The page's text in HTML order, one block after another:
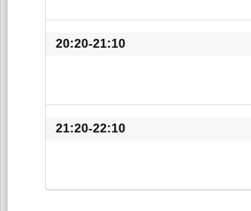
20:20-21:10
21:20-22:10